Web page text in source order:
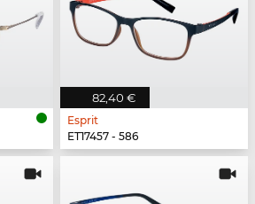
82,40 €
Esprit
ET17457 - 586